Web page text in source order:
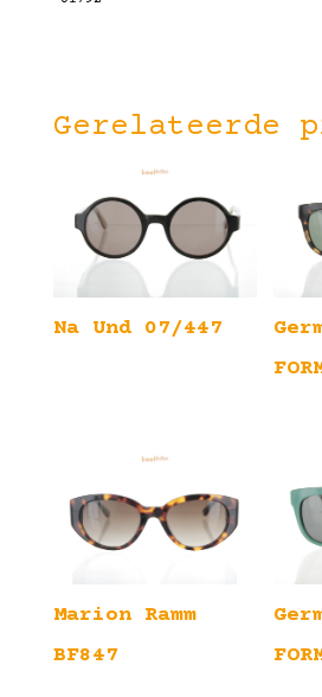
Gerelateerde
Na Und 07/447
Marion Ramm
BF847